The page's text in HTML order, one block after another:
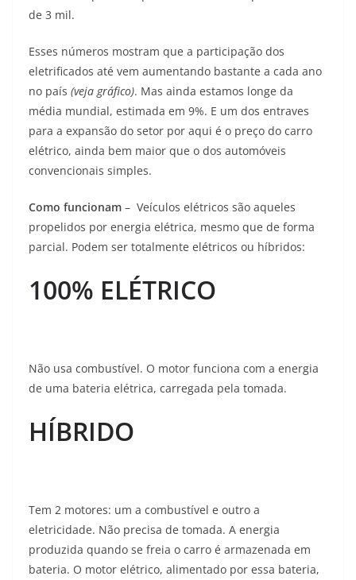
de 3 mil.
Esses números mostram que a participação dos
eletrificados até vem aumentando bastante a cada ano
no país (veja gráfico). Mas ainda estamos longe da
média mundial, estimada em 9%. E um dos entraves
para a expansão do setor por aqui é o preço do carro
elétrico, ainda bem maior que o dos automóveis
convencionais simples.
Como funcionam – Veículos elétricos são aqueles
propelidos por energia elétrica, mesmo que de forma
parcial. Podem ser totalmente elétricos ou híbridos:
100% ELÉTRICO
Não usa combustível. O motor funciona com a energia
de uma bateria elétrica, carregada pela tomada.
HÍBRIDO
Tem 2 motores: um a combustível e outro a
eletricidade. Não precisa de tomada. A energia
produzida quando se freia o carro é armazenada em
bateria. O motor elétrico, alimentado por essa bateria,